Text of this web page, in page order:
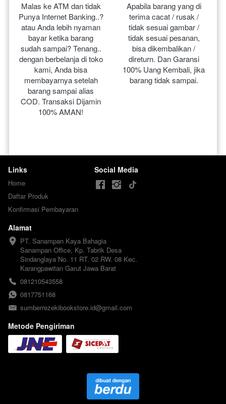
Malas ke ATM dan tidak
Punya Internet Banking..?
atau Anda lebih nyaman
bayar ketika barang
sudah sampai? Tenang..
dengan berbelanja di toko
kami, Anda bisa
membayarnya setelah
barang sampai alias
COD. Transaksi Dijamin
100% AMAN!
Apabila barang yang di
terima cacat / rusak /
tidak sesuai gambar /
tidak sesuai pesanan,
bisa dikembalikan /
direturn. Dan Garansi
100% Uang Kembali, jika
barang tidak sampai.
Links
Home
Daftar Produk
Konfirmasi Pembayaran
Social Media
Alamat
PT. Sanampan Kaya Bahagia
Sanampan Office, Kp. Tabrik Desa
Sindanglaya No. 11 RT. 02 RW. 08 Kec.
Karangpawitan Garut Jawa Barat
081210543558
0817751168
sumberrezekibookstore.id@gmail.com
Metode Pengiriman